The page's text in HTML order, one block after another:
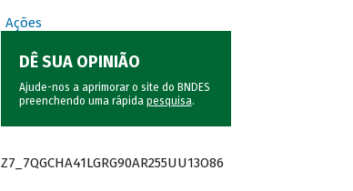
Ações
DÊ SUA OPINIÃO
Ajude-nos a aprimorar o site do BNDES
preenchendo uma rápida pesquisa.
Z7_7QGCHA41LGRG90AR255UU13O86